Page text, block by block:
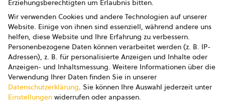
AGB
AGB Marketing GmbH
AGB Bildung
Newsletter
Erziehungsberechtigten um Erlaubnis bitten.
Wir verwenden Cookies und andere Technologien auf unserer
Website. Einige von ihnen sind essenziell, während andere uns
helfen, diese Website und Ihre Erfahrung zu verbessern.
Personenbezogene Daten können verarbeitet werden (z. B. IP-
Adressen), z. B. für personalisierte Anzeigen und Inhalte oder
Anzeigen- und Inhaltsmessung. Weitere Informationen über die
Verwendung Ihrer Daten finden Sie in unserer
Datenschutzerklärung. Sie können Ihre Auswahl jederzeit unter
Einstellungen widerrufen oder anpassen.